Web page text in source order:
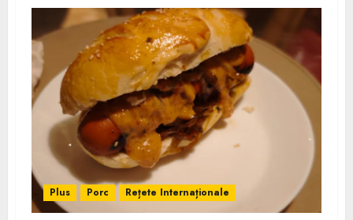
Plus Porc Rețete Internaționale